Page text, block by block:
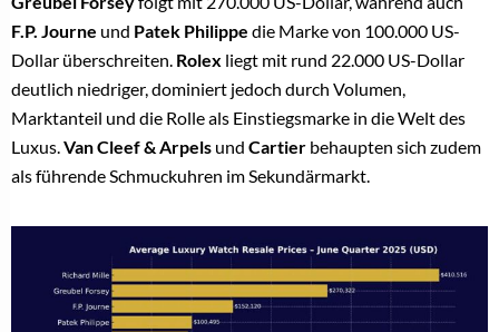
F.P. Journe und Patek Philippe die Marke von 100.000 US-
Dollar überschreiten. Rolex liegt mit rund 22.000 US-Dollar
deutlich niedriger, dominiert jedoch durch Volumen,
Marktanteil und die Rolle als Einstiegsmarke in die Welt des
Luxus. Van Cleef & Arpels und Cartier behaupten sich zudem
als führende Schmuckuhren im Sekundärmarkt.